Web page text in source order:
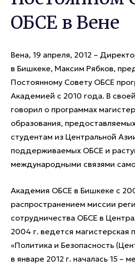
ОБСЕ в Вене
Вена, 19 апреля, 2012 –
в Бишкеке, Максим Рябков,
Постоянному Совету ОБСЕ
Академией с 2010 года. В
говорил о программах
образования,
студентам из Центральной
поддерживаемых ОБСЕ и
международными связями
Академия ОБСЕ в Бишкеке с
распространением миссии
сотрудничества ОБСЕ в
2004 г. ведется магистерская
«Политика и Безопасность
в январе 2012 г. началась 15 –